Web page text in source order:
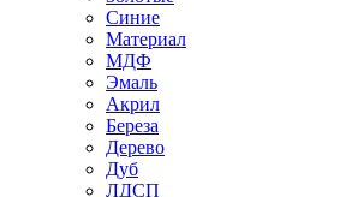
Синие
Материал
МДФ
Эмаль
Акрил
Береза
Дерево
Дуб
ЛДСП